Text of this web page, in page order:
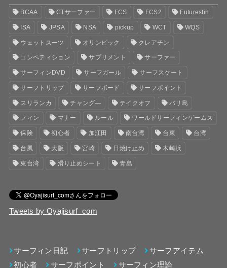
BCAA CTサーファー FCS FCS2 Futuresfin
ISA JPSA NSA pickup WCT WQS
ウェットスーツ オリンピック クレアチン
コンペティション サプリメント サーファー
サーフィンDVD サーフガール サーフスケート
サーフトリップ サーフボード サーフポイント
スリランカ チャング― テイクオフ バリ島
フィン マナー ルール ワールドサーフィンゲームス
保険 初心者 加江田 南台湾 台東 台湾
台風 大阪 宮崎 日焼け止め 木崎浜
東台湾 滑り止めシート 青島
Tweets by Oyajisurf_com
サーフィン日記 サーフトリップ
サーフアイテム
初心者
サーフポイント サーフィン理論